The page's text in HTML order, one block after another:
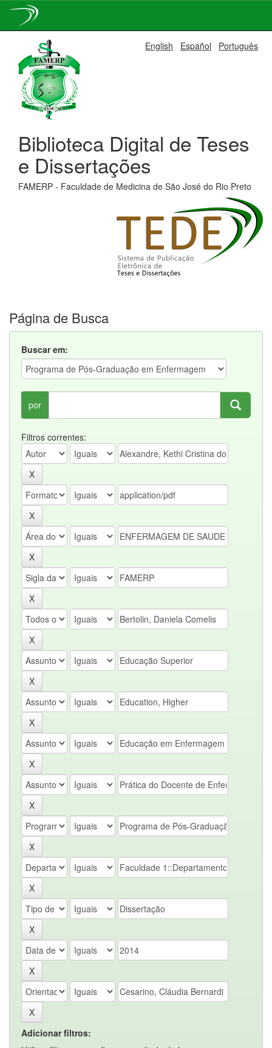
navigation
English Español Português
Biblioteca Digital de Teses
e Dissertações
FAMERP - Faculdade de Medicina de São José do Rio Preto
Página de Busca
Buscar em:
por
Filtros correntes:
Adicionar filtros: